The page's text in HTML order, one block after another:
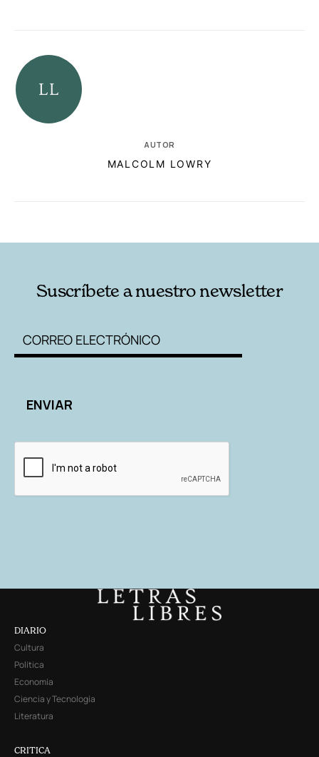
AUTOR
MALCOLM LOWRY
Suscríbete a nuestro newsletter
DIARIO
Cultura
Política
Economía
Ciencia y Tecnología
Literatura
CRITICA